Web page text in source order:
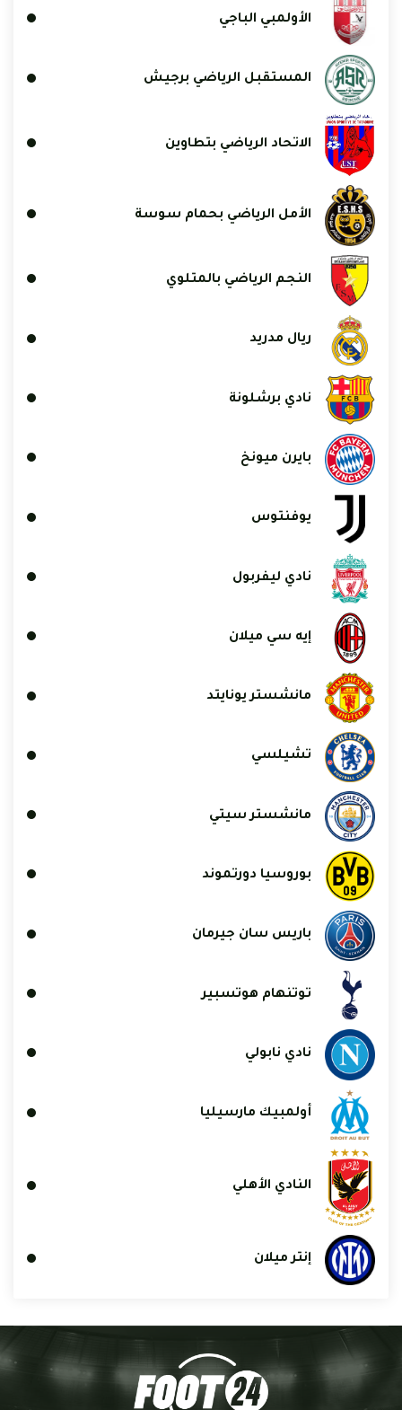
الأولمبي الباجي
المستقبل الرياضي برجيش
الاتحاد الرياضي بتطاوين
الأمل الرياضي بحمام سوسة
النجم الرياضي بالمتلوي
ريال مدريد
نادي برشلونة
بايرن ميونخ
يوفنتوس
نادي ليفربول
إيه سي ميلان
مانشستر يونايتد
تشيلسي
مانشستر سيتي
بوروسيا دورتموند
باريس سان جيرمان
توتنهام هوتسبير
نادي نابولي
أولمبيك مارسيليا
النادي الأهلي
إنتر ميلان